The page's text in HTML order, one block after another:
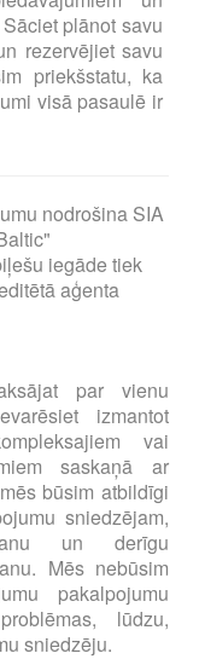
plānot savu
rezervējiet savu
priekšstatu, ka
visā pasaulē ir
nodrošina SIA
iegāde tiek
aģenta
par vienu
izmantot
vai
saskaņā ar
būsim atbildīgi
sniedzējam,
un derīgu
Mēs nebūsim
pakalpojumu
lūdzu,
sniedzēju.